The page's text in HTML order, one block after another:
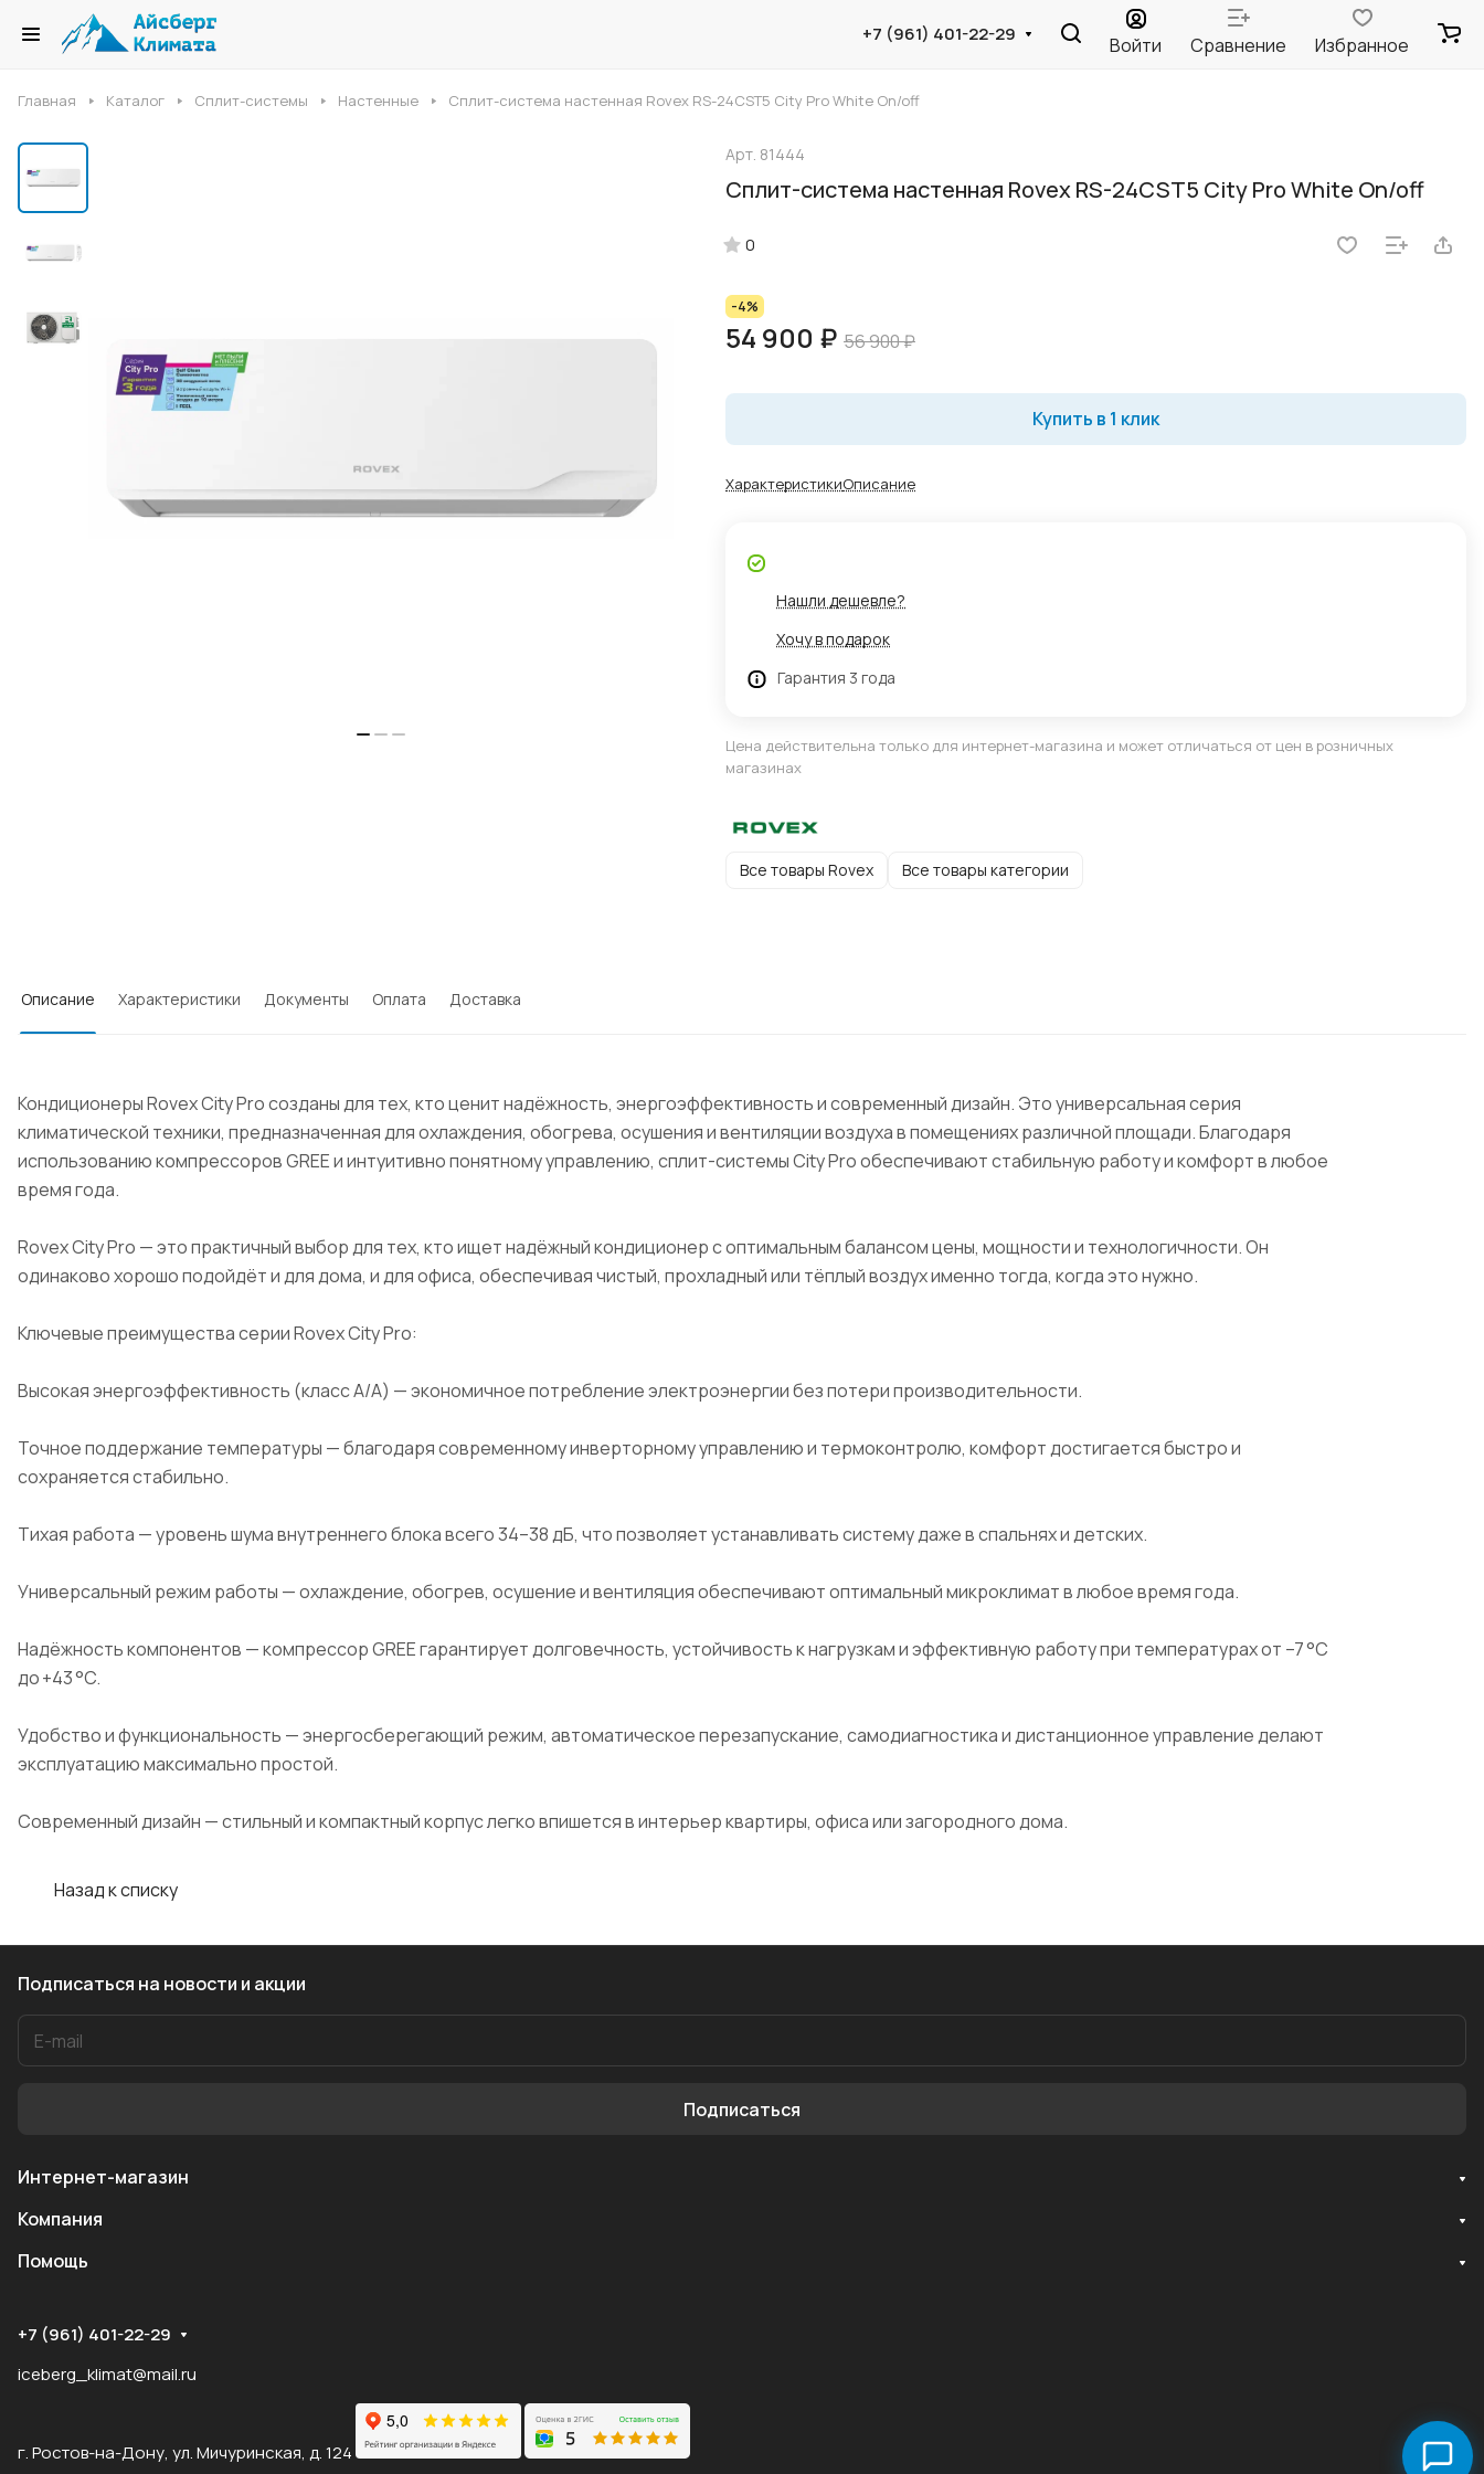
+7 (961) 401-22-29 Войти Сравнение Избранное
Главная Каталог Сплит-системы Настенные Сплит-система настенная Rovex RS-24CST5 City Pro White On/off
Арт. 81444
Сплит-система настенная Rovex RS-24CST5 City Pro White On/off
0
-4%
54 900 ₽ 56 900 ₽
Купить в 1 клик
ХарактеристикиОписание
Нашли дешевле?
Хочу в подарок
Гарантия 3 года
Цена действительна только для интернет-магазина и может отличаться от цен в розничных
магазинах
Все товары Rovex Все товары категории
Описание Характеристики Документы Оплата Доставка
Кондиционеры Rovex City Pro созданы для тех, кто ценит надёжность, энергоэффективность и современный дизайн. Это универсальная серия
климатической техники, предназначенная для охлаждения, обогрева, осушения и вентиляции воздуха в помещениях различной площади. Благодаря
использованию компрессоров GREE и интуитивно понятному управлению, сплит-системы City Pro обеспечивают стабильную работу и комфорт в любое
время года.
Rovex City Pro — это практичный выбор для тех, кто ищет надёжный кондиционер с оптимальным балансом цены, мощности и технологичности. Он
одинаково хорошо подойдёт и для дома, и для офиса, обеспечивая чистый, прохладный или тёплый воздух именно тогда, когда это нужно.
Ключевые преимущества серии Rovex City Pro:
Высокая энергоэффективность (класс А/А) — экономичное потребление электроэнергии без потери производительности.
Точное поддержание температуры — благодаря современному инверторному управлению и термоконтролю, комфорт достигается быстро и
сохраняется стабильно.
Тихая работа — уровень шума внутреннего блока всего 34–38 дБ, что позволяет устанавливать систему даже в спальнях и детских.
Универсальный режим работы — охлаждение, обогрев, осушение и вентиляция обеспечивают оптимальный микроклимат в любое время года.
Надёжность компонентов — компрессор GREE гарантирует долговечность, устойчивость к нагрузкам и эффективную работу при температурах от –7 °C
до +43 °C.
Удобство и функциональность — энергосберегающий режим, автоматическое перезапускание, самодиагностика и дистанционное управление делают
эксплуатацию максимально простой.
Современный дизайн — стильный и компактный корпус легко впишется в интерьер квартиры, офиса или загородного дома.
Назад к списку
Подписаться на новости и акции
Подписаться
Интернет-магазин
Компания
Помощь
+7 (961) 401-22-29
iceberg_klimat@mail.ru
г. Ростов-на-Дону, ул. Мичуринская, д. 124